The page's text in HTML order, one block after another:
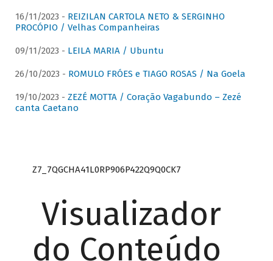
16/11/2023 - REIZILAN CARTOLA NETO & SERGINHO
PROCÓPIO / Velhas Companheiras
09/11/2023 - LEILA MARIA / Ubuntu
26/10/2023 - ROMULO FRÓES e TIAGO ROSAS / Na Goela
19/10/2023 - ZEZÉ MOTTA / Coração Vagabundo – Zezé
canta Caetano
Z7_7QGCHA41L0RP906P422Q9Q0CK7
Visualizador
do Conteúdo